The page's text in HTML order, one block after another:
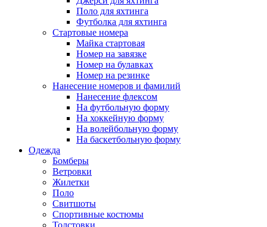
Поло для яхтинга
Футболка для яхтинга
Стартовые номера
Майка стартовая
Номер на завязке
Номер на булавках
Номер на резинке
Нанесение номеров и фамилий
Нанесение флексом
На футбольную форму
На хоккейную форму
На волейбольную форму
На баскетбольную форму
Одежда
Бомберы
Ветровки
Жилетки
Поло
Свитшоты
Спортивные костюмы
Толстовки